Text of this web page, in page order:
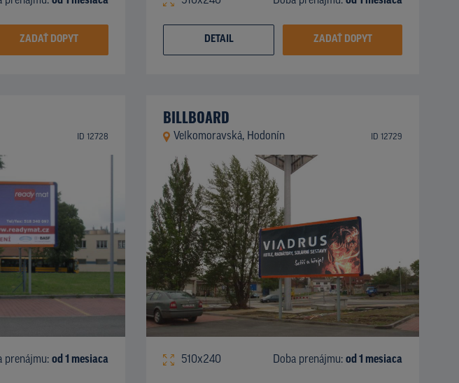
ZADAŤ DOPYT DETAIL ZADAŤ DOPYT
ID 12728
prenájmu: od 1 mesiaca
BILLBOARD
Velkomoravská, Hodonín ID 12729
510x240 Doba prenájmu: od 1 mesiaca